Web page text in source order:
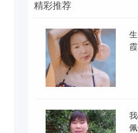
精彩推荐